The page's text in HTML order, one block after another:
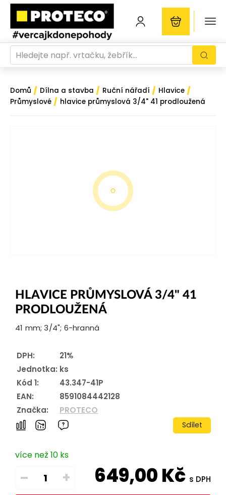
Domů / Dílna a stavba / Ruční nářadí / Hlavice /
Průmyslové / hlavice průmyslová 3/4" 41 prodloužená
HLAVICE PRŮMYSLOVÁ 3/4" 41
PRODLOUŽENÁ
41 mm; 3/4"; 6-hranná
DPH:
21%
Jednotka: ks
Kód 1:
43.347-41P
EAN:
8591084442128
Značka:
PROTECO
Sdílet
více než 10 ks
– + 649,00Kč s DPH